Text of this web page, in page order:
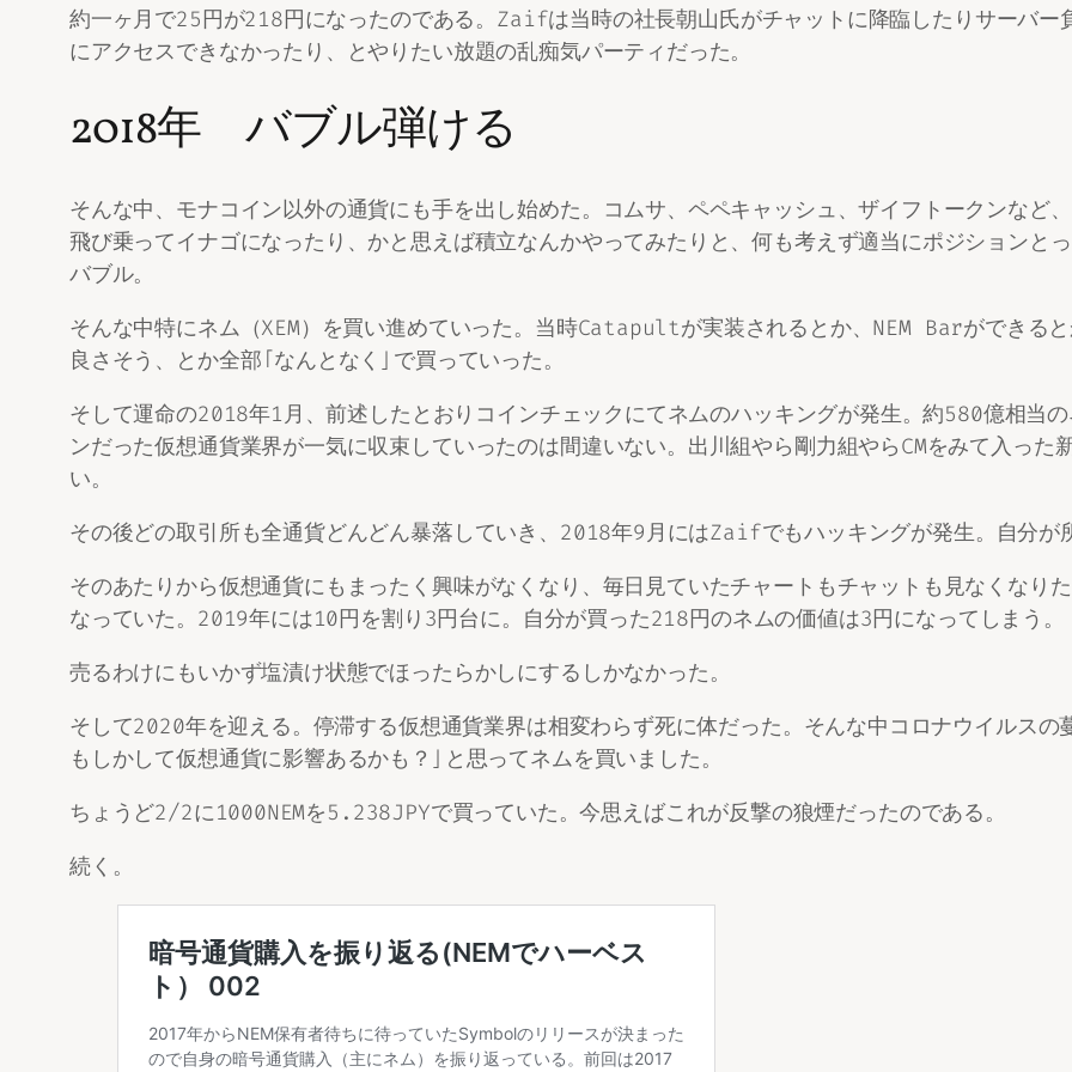
約一ヶ月で25円が218円になったのである。Zaifは当時の社長朝山氏がチャットに降臨したりサーバ
にアクセスできなかったり、とやりたい放題の乱痴気パーティだった。
2018年 バブル弾ける
そんな中、モナコイン以外の通貨にも手を出し始めた。コムサ、ペペキャッシュ、ザイフトークンなど
飛び乗ってイナゴになったり、かと思えば積立なんかやってみたりと、何も考えず適当にポジションと
バブル。
そんな中特にネム（XEM）を買い進めていった。当時Catapultが実装されるとか、NEM Barができる
良さそう、とか全部「なんとなく」で買っていった。
そして運命の2018年1月、前述したとおりコインチェックにてネムのハッキングが発生。約580億相当
ンだった仮想通貨業界が一気に収束していったのは間違いない。出川組やら剛力組やらCMをみて入っ
い。
その後どの取引所も全通貨どんどん暴落していき、2018年9月にはZaifでもハッキングが発生。自分が
そのあたりから仮想通貨にもまったく興味がなくなり、毎日見ていたチャートもチャットも見なくなり
なっていた。2019年には10円を割り3円台に。自分が買った218円のネムの価値は3円になってしまう。
売るわけにもいかず塩漬け状態でほったらかしにするしかなかった。
そして2020年を迎える。停滞する仮想通貨業界は相変わらず死に体だった。そんな中コロナウイルスの
もしかして仮想通貨に影響あるかも？」と思ってネムを買いました。
ちょうど2/2に1000NEMを5.238JPYで買っていた。今思えばこれが反撃の狼煙だったのである。
続く。